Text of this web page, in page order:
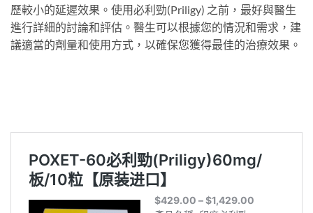
歷較小的延遲效果。使用必利勁(Priligy) 之前，最好與醫生
進行詳細的討論和評估。醫生可以根據您的情況和需求，建
議適當的劑量和使用方式，以確保您獲得最佳的治療效果。